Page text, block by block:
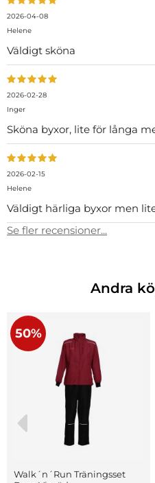
2026-04-08
Helene
Väldigt sköna
2026-02-28
Inger
Sköna byxor, lite för långa
2026-02-15
Helene
Väldigt härliga byxor men
Se fler recensioner...
Andra
50%
Walk´n´Run Träningsset